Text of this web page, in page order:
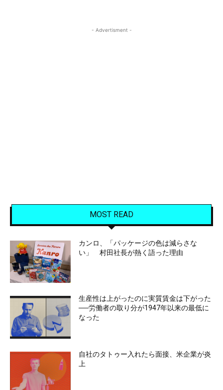
- Advertisment -
MOST READ
カンロ、「パッケージの色は減らさな
い」 村田社長が熱く語った理由
生産性は上がったのに実質賃金は下がった
──労働者の取り分が1947年以来の最低に
なった
自社のタトゥー入れたら面接、米企業が炎
上